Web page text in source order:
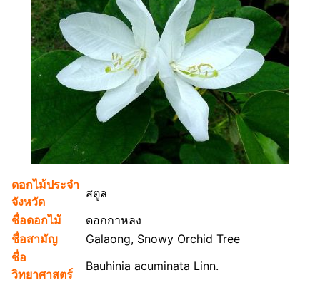
ดอกไม้ประจำ
จังหวัด
สตูล
ชื่อดอกไม้
ดอกกาหลง
ชื่อสามัญ
Galaong, Snowy Orchid Tree
ชื่อ
วิทยาศาสตร์
Bauhinia acuminata Linn.